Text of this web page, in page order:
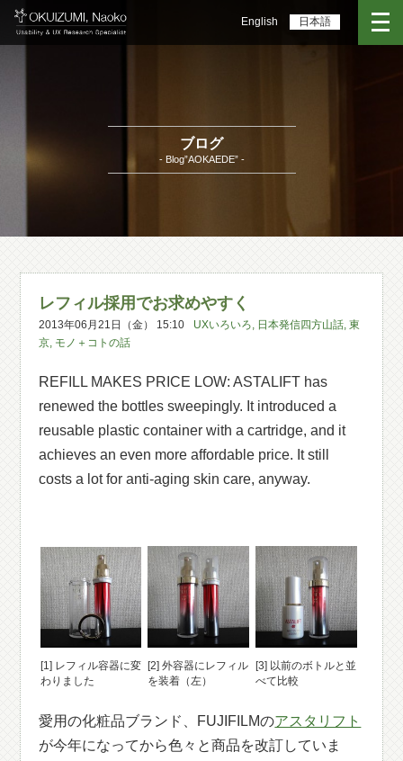
English 日本語
ブログ
- Blog”AOKAEDE” -
レフィル採用でお求めやすく
2013年06月21日（金） 15:10 UXいろいろ, 日本発信四方山話,東
京, モノ＋コトの話
REFILL MAKES PRICE LOW: ASTALIFT has
renewed the bottles sweepingly. It introduced a
reusable plastic container with a cartridge, and it
achieves an even more affordable price. It still
costs a lot for anti-aging skin care, anyway.
[1] レフィル容器に変
わりました
[2] 外容器にレフィル
を装着（左）
[3] 以前のボトルと並
べて比較
愛用の化粧品ブランド、FUJIFILMのアスタリフト
が今年になってから色々と商品を改訂していま